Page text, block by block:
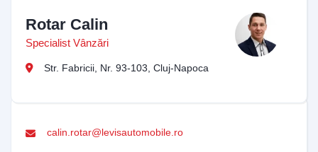
Rotar Calin
Specialist Vânzări
Str. Fabricii, Nr. 93-103, Cluj-Napoca
calin.rotar@levisautomobile.ro